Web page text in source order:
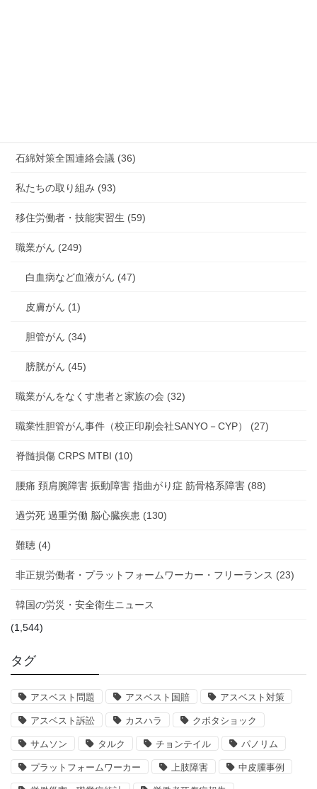
石綿対策全国連絡会議 (36)
私たちの取り組み (93)
移住労働者・技能実習生 (59)
職業がん (249)
白血病など血液がん (47)
皮膚がん (1)
胆管がん (34)
膀胱がん (45)
職業がんをなくす患者と家族の会 (32)
職業性胆管がん事件（校正印刷会社SANYO－CYP） (27)
脊髄損傷 CRPS MTBI (10)
腰痛 頚肩腕障害 振動障害 指曲がり症 筋骨格系障害 (88)
過労死 過重労働 脳心臓疾患 (130)
難聴 (4)
非正規労働者・プラットフォームワーカー・フリーランス (23)
韓国の労災・安全衛生ニュース
(1,544)
タグ
アスベスト問題 アスベスト国賠 アスベスト対策
アスベスト訴訟 カスハラ クボタショック
サムソン タルク チョンテイル パノリム
プラットフォームワーカー 上肢障害 中皮腫事例